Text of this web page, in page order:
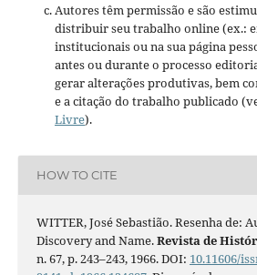
Autores têm permissão e são
distribuir seu trabalho online (ex.:
institucionais ou na sua página
antes ou durante o processo
gerar alterações produtivas, bem
e a citação do trabalho publicado
Livre).
HOW TO CITE
WITTER, José Sebastião. Resenha de:
Discovery and Name.Revista de
n. 67, p. 243–243, 1966. DOI: 10.11606/